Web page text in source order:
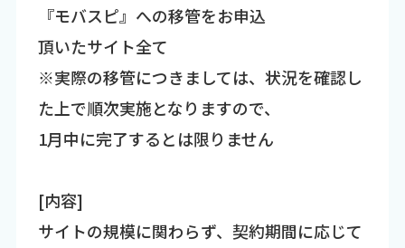
『モバスピ』への移管をお申込
頂いたサイト全て
※実際の移管につきましては、状況を確認し
た上で順次実施となりますので、
1月中に完了するとは限りません
[内容]
サイトの規模に関わらず、契約期間に応じて